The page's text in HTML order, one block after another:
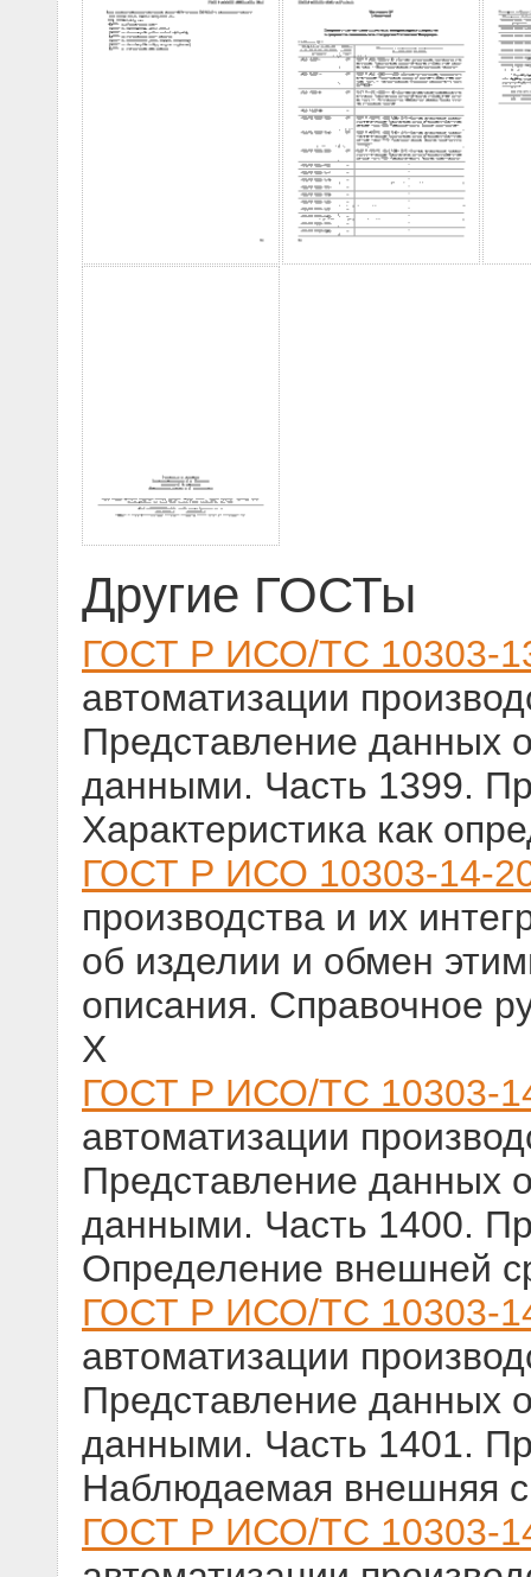
Другие ГОСТы
ГОСТ Р ИСО/ТС 10303-
автоматизации
Представление данных
данными. Часть 1399.
Характеристика как
ГОСТ Р ИСО 10303-14-
производства и их
об изделии и обмен
описания. Справочное
X
ГОСТ Р ИСО/ТС 10303-
автоматизации
Представление данных
данными. Часть 1400.
Определение внешней
ГОСТ Р ИСО/ТС 10303-
автоматизации
Представление данных
данными. Часть 1401.
Наблюдаемая внешняя
ГОСТ Р ИСО/ТС 10303-